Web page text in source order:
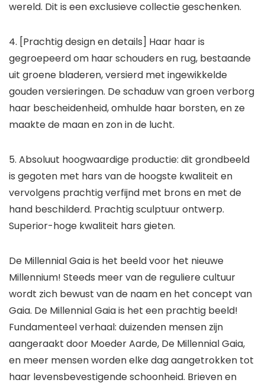
wereld. Dit is een exclusieve collectie geschenken.
4. [Prachtig design en details] Haar haar is
gegroepeerd om haar schouders en rug, bestaande
uit groene bladeren, versierd met ingewikkelde
gouden versieringen. De schaduw van groen verborg
haar bescheidenheid, omhulde haar borsten, en ze
maakte de maan en zon in de lucht.
5. Absoluut hoogwaardige productie: dit grondbeeld
is gegoten met hars van de hoogste kwaliteit en
vervolgens prachtig verfijnd met brons en met de
hand beschilderd. Prachtig sculptuur ontwerp.
Superior-hoge kwaliteit hars gieten.
De Millennial Gaia is het beeld voor het nieuwe
Millennium! Steeds meer van de reguliere cultuur
wordt zich bewust van de naam en het concept van
Gaia. De Millennial Gaia is het een prachtig beeld!
Fundamenteel verhaal: duizenden mensen zijn
aangeraakt door Moeder Aarde, De Millennial Gaia,
en meer mensen worden elke dag aangetrokken tot
haar levensbevestigende schoonheid. Brieven en